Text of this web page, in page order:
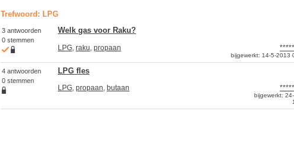
Trefwoord: LPG
3 antwoorden
0 stemmen
Welk gas voor Raku?
LPG raku propaan
bijgewerkt: 14-5-2013
4 antwoorden
0 stemmen
LPG fles
LPG, propaan, butaan
bijgewerkt: